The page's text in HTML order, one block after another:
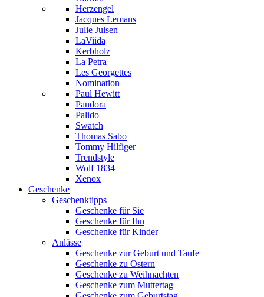
Herzengel
Jacques Lemans
Julie Julsen
LaViida
Kerbholz
La Petra
Les Georgettes
Nomination
Paul Hewitt
Pandora
Palido
Swatch
Thomas Sabo
Tommy Hilfiger
Trendstyle
Wolf 1834
Xenox
Geschenke
Geschenktipps
Geschenke für Sie
Geschenke für Ihn
Geschenke für Kinder
Anlässe
Geschenke zur Geburt und Taufe
Geschenke zu Ostern
Geschenke zu Weihnachten
Geschenke zum Muttertag